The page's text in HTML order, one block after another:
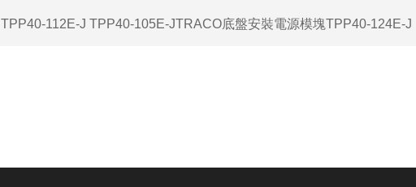
TPP40-112E-J TPP40-105E-JTRACO底盤安裝電源模塊TPP40-124E-J